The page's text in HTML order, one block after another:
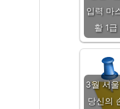
입력 마
활 1
3월 서
당신의